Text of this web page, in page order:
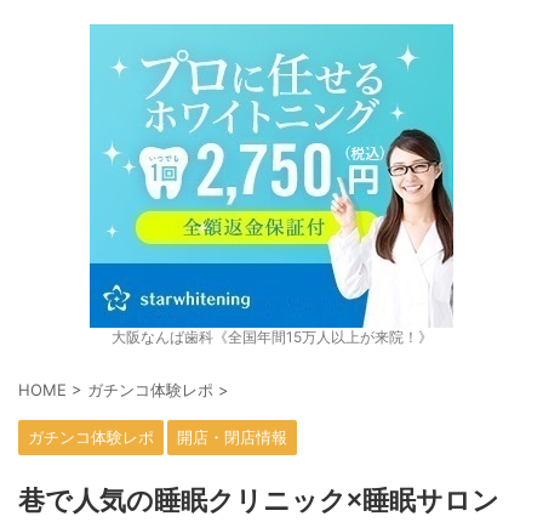
大阪なんば歯科《全国年間15万人以上が来院！》
HOME > ガチンコ体験レポ >
ガチンコ体験レポ 開店・閉店情報
巷で人気の睡眠クリニック×睡眠サロン